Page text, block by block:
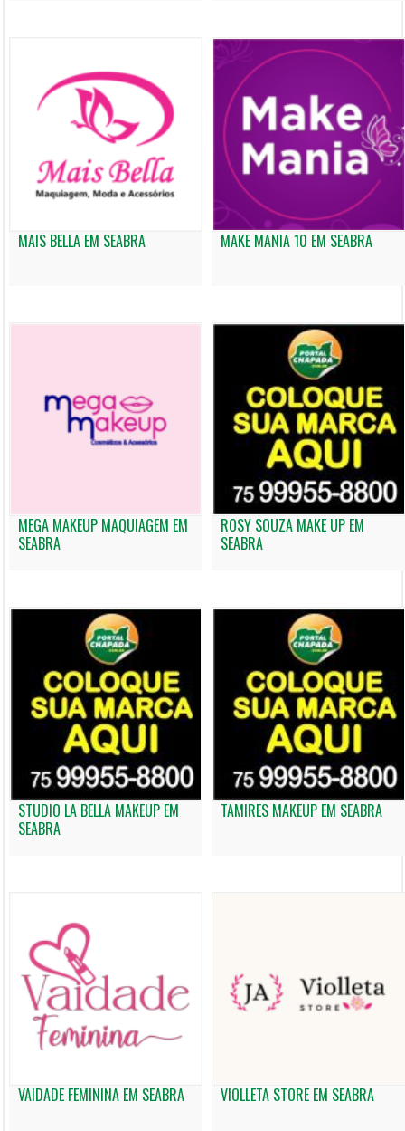
MAIS BELLA EM SEABRA MAKE MANIA 10 EM SEABRA
MEGA MAKEUP MAQUIAGEM EM
SEABRA
ROSY SOUZA MAKE UP EM
SEABRA
STUDIO LA BELLA MAKEUP EM
SEABRA
TAMIRES MAKEUP EM SEABRA
VAIDADE FEMININA EM SEABRA VIOLLETA STORE EM SEABRA